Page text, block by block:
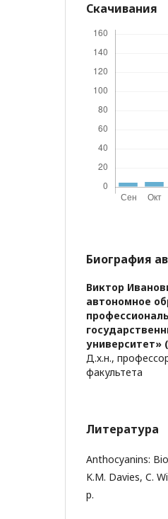
Скачивания
Биография
Виктор
автономное
университет»
Д.х.н.,
факультета
Литература
Anthocyanins:
K.M. Davies, C.
р.